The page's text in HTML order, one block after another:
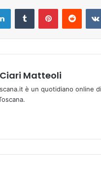
Matteoli
è un quotidiano online